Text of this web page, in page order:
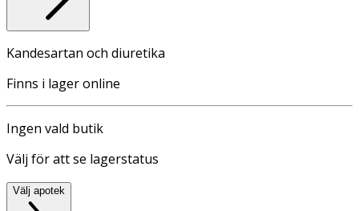
Kandesartan och diuretika
Finns i lager online
Ingen vald butik
Välj för att se lagerstatus
Välj apotek